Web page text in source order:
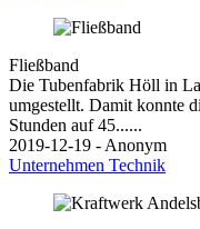
Fließband
Die Tubenfabrik Höll in
umgestellt. Damit konnte
Stunden auf 45......
2019-12-19 - Anonym
Unternehmen Technik